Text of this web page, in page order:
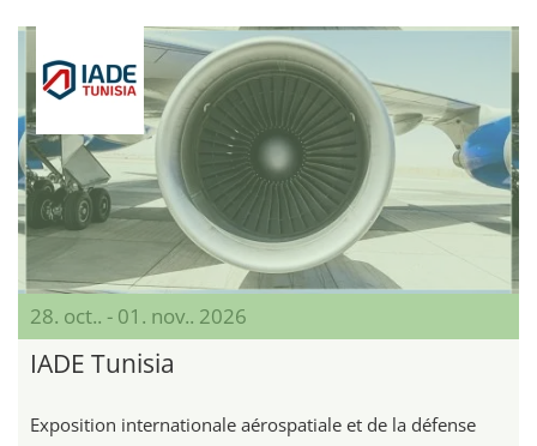
28. oct.. - 01. nov.. 2026
IADE Tunisia
Exposition internationale aérospatiale et de la défense